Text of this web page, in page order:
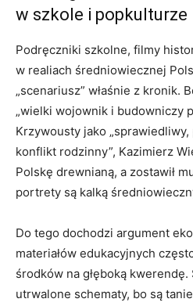
w szkole i popkulturze
Podręczniki szkolne, filmy
w realiach średniowiecznej
„scenariusz” właśnie z kronik.
„wielki wojownik i budowniczy
Krzywousty jako „sprawiedliwy,
konflikt rodzinny”, Kazimierz
Polskę drewnianą, a zostawił
portrety są kalką
Do tego dochodzi argument
materiałów edukacyjnych
środków na głęboką kwerendę.
utrwalone schematy, bo są